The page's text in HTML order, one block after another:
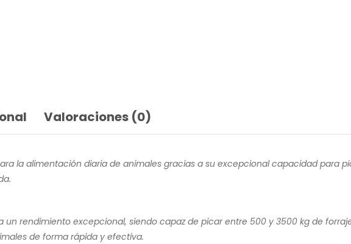
Valoraciones (0)
la alimentación diaria de animales gracias a su excepcional capacidad para
un rendimiento excepcional, siendo capaz de picar entre 500 y 3500 kg de
de forma rápida y efectiva.